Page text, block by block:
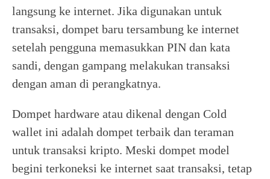
langsung ke internet. Jika digunakan untuk
transaksi, dompet baru tersambung ke internet
setelah pengguna memasukkan PIN dan kata
sandi, dengan gampang melakukan transaksi
dengan aman di perangkatnya.
Dompet hardware atau dikenal dengan Cold
wallet ini adalah dompet terbaik dan teraman
untuk transaksi kripto. Meski dompet model
begini terkoneksi ke internet saat transaksi, tetap